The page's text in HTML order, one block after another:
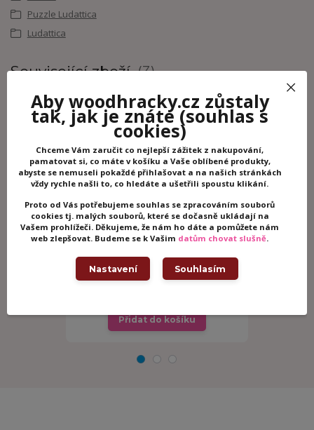
Puzzle Ludattica
Ludattica
Související zboží 3
Ludattica dřevěné puzzle Forest -
48 dílů
Přidat do košíku
Aby woodhracky.cz zůstaly
tak, jak je znáte(souhlas s
cookies)
Chceme Vám zaručit co nejlepší zážitek z nakupování,
pamatovat si, co máte v košíku a Vaše oblíbené produkty,
abyste se nemuseli pokaždé přihlašovat a na našich stránkách
vždy rychle našli to, co hledáte a ušetřili spoustu klikání.
Proto od Vás potřebujeme souhlas se zpracováním souborů
cookies tj. malých souborů, které se dočasně ukládají na
Vašem prohlížeči. Děkujeme, že nám ho dáte a pomůžete nám
web zlepšovat. Budeme se k Vašim datům chovat slušně.
Nastavení Souhlasím